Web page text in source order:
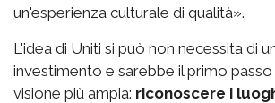
un'esperienza culturale di qualità».
L'idea di Uniti si può non necessita di
investimento e sarebbe il primo
visione più ampia: riconoscere i